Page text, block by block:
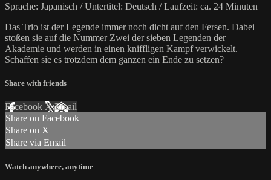
Sprache: Japanisch / Untertitel: Deutsch / Laufzeit: ca. 24 Minuten
Das Trio ist der Legende immer noch dicht auf den Fersen. Dabei
stoßen sie auf die Nummer Zwei der sieben Legenden der
Akademie und werden in einen kniffligen Kampf verwickelt.
Schaffen sie es trotzdem dem ganzen ein Ende zu setzen?
Share with friends
Facebook XEmail
Share on Facebook
Share on X
Share via Email
Watch anywhere, anytime